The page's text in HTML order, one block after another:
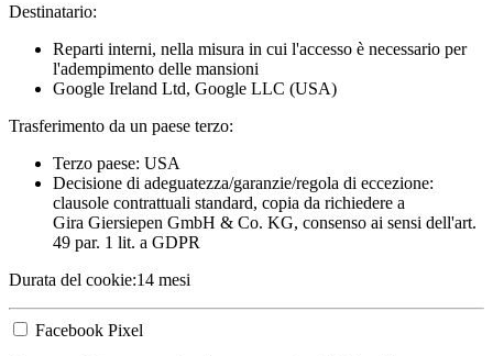
Destinatario:
Reparti interni, nella misura in cui l'accesso è necessario per
l'adempimento delle mansioni
Google Ireland Ltd, Google LLC (USA)
Trasferimento da un paese terzo:
Terzo paese: USA
Decisione di adeguatezza/garanzie/regola di eccezione:
clausole contrattuali standard, copia da richiedere a
Gira Giersiepen GmbH & Co. KG, consenso ai sensi dell'art.
49 par. 1 lit. a GDPR
Durata del cookie:14 mesi
Facebook Pixel